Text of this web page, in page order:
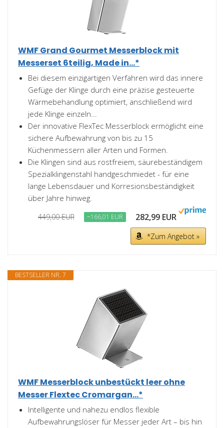
WMF Grand Gourmet Messerblock mit
Messerset 6teilig, Made in...*
Bei diesem einzigartigen Verfahren wird das innere
Gefüge der Klinge durch eine präzise gesteuerte
Wärmebehandlung optimiert, anschließend wird
jede Klinge einzeln...
Der innovative FlexTec Messerblock ermöglicht eine
sichere Aufbewahrung von bis zu 15
Küchenmessern aller Arten und Formen.
Die Klingen sind aus rostfreiem, säurebeständigem
Spezialklingenstahl handgeschmiedet - für eine
lange Lebensdauer und Korresionsbeständigkeit
über Jahre hinweg.
449,00 EUR −166,01 EUR 282,99 EUR
*Zum Angebot »
BESTSELLER NR. 7
WMF Messerblock unbestückt leer ohne
Messer Flextec Cromargan...*
Intelligente und nahezu endlos flexible
Aufbewahrungslöser für Messer jeder Art – bis hin